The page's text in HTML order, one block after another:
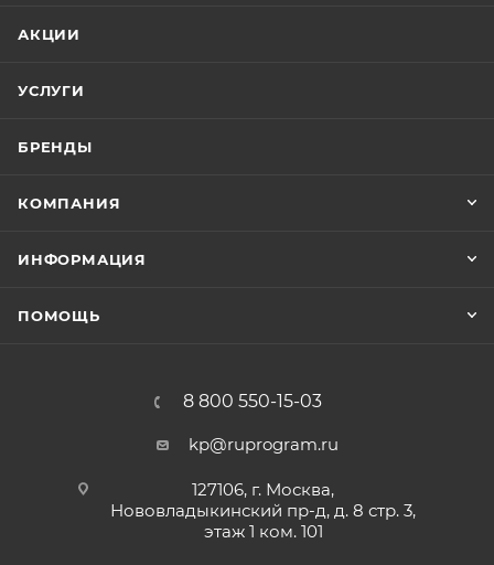
периферийных устройств, иные характеристики
по согласованию с Заказчиком.
АКЦИИ
УСЛУГИ
БРЕНДЫ
КОМПАНИЯ
ИНФОРМАЦИЯ
ПОМОЩЬ
8 800 550-15-03
kp@ruprogram.ru
127106, г. Москва,
Нововладыкинский пр-д, д. 8 стр. 3,
этаж 1 ком. 101